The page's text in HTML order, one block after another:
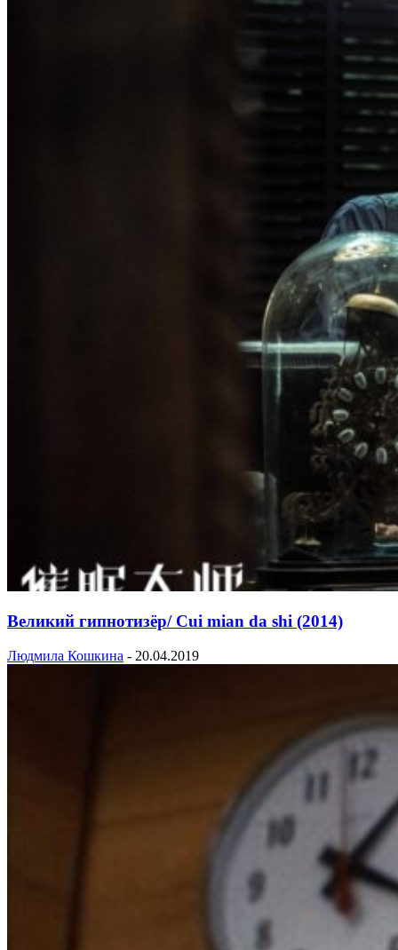
Великий гипнотизёр/ Cui mian da shi (2014)
Людмила Кошкина - 20.04.2019